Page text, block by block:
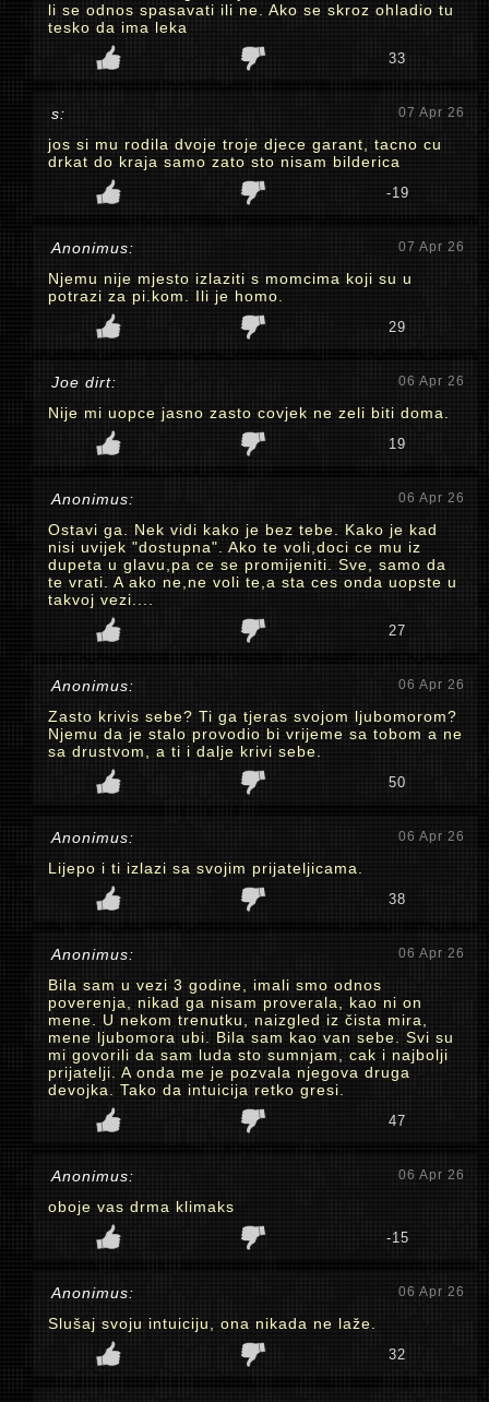
li se odnos spasavati ili ne. Ako se skroz ohladio tu
tesko da ima leka
33
s: 07 Apr 26
jos si mu rodila dvoje troje djece garant, tacno cu
drkat do kraja samo zato sto nisam bilderica
-19
Anonimus: 07 Apr 26
Njemu nije mjesto izlaziti s momcima koji su u
potrazi za pi.kom. Ili je homo.
29
Joe dirt: 06 Apr 26
Nije mi uopce jasno zasto covjek ne zeli biti doma.
19
Anonimus: 06 Apr 26
Ostavi ga. Nek vidi kako je bez tebe. Kako je kad
nisi uvijek "dostupna". Ako te voli,doci ce mu iz
dupeta u glavu,pa ce se promijeniti. Sve, samo da
te vrati. A ako ne,ne voli te,a sta ces onda uopste u
takvoj vezi....
27
Anonimus: 06 Apr 26
Zasto krivis sebe? Ti ga tjeras svojom ljubomorom?
Njemu da je stalo provodio bi vrijeme sa tobom a ne
sa drustvom, a ti i dalje krivi sebe.
50
Anonimus: 06 Apr 26
Lijepo i ti izlazi sa svojim prijateljicama.
38
Anonimus: 06 Apr 26
Bila sam u vezi 3 godine, imali smo odnos
poverenja, nikad ga nisam proverala, kao ni on
mene. U nekom trenutku, naizgled iz čista mira,
mene ljubomora ubi. Bila sam kao van sebe. Svi su
mi govorili da sam luda sto sumnjam, cak i najbolji
prijatelji. A onda me je pozvala njegova druga
devojka. Tako da intuicija retko gresi.
47
Anonimus: 06 Apr 26
oboje vas drma klimaks
-15
Anonimus: 06 Apr 26
Slušaj svoju intuiciju, ona nikada ne laže.
32